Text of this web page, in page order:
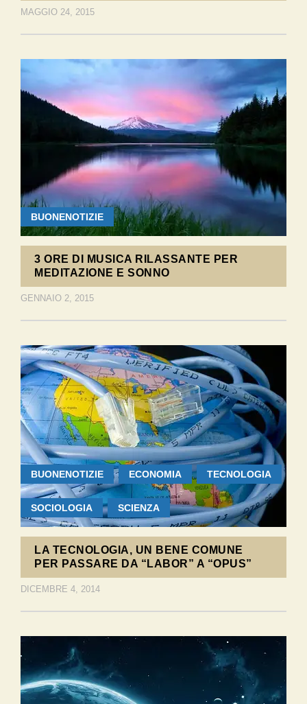
MAGGIO 24, 2015
BUONENOTIZIE
3 ORE DI MUSICA RILASSANTE PER
MEDITAZIONE E SONNO
GENNAIO 2, 2015
BUONENOTIZIE ECONOMIA TECNOLOGIA
SOCIOLOGIA SCIENZA
LA TECNOLOGIA, UN BENE COMUNE
PER PASSARE DA “LABOR” A “OPUS”
DICEMBRE 4, 2014